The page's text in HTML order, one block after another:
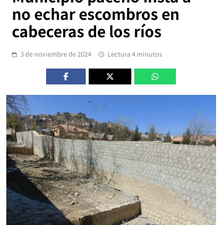
no echar escombros en
cabeceras de los ríos
3 de noviembre de 2024 Lectura 4 minutos